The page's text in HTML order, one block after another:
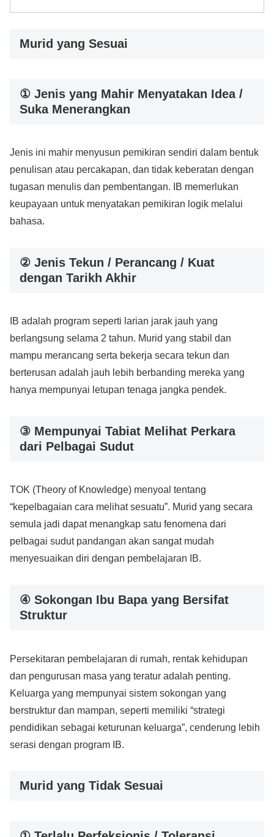
Murid yang Sesuai
① Jenis yang Mahir Menyatakan Idea /
Suka Menerangkan
Jenis ini mahir menyusun pemikiran sendiri dalam bentuk
penulisan atau percakapan, dan tidak keberatan dengan
tugasan menulis dan pembentangan. IB memerlukan
keupayaan untuk menyatakan pemikiran logik melalui
bahasa.
② Jenis Tekun / Perancang / Kuat
dengan Tarikh Akhir
IB adalah program seperti larian jarak jauh yang
berlangsung selama 2 tahun. Murid yang stabil dan
mampu merancang serta bekerja secara tekun dan
berterusan adalah jauh lebih berbanding mereka yang
hanya mempunyai letupan tenaga jangka pendek.
③ Mempunyai Tabiat Melihat Perkara
dari Pelbagai Sudut
TOK (Theory of Knowledge) menyoal tentang
“kepelbagaian cara melihat sesuatu”. Murid yang secara
semula jadi dapat menangkap satu fenomena dari
pelbagai sudut pandangan akan sangat mudah
menyesuaikan diri dengan pembelajaran IB.
④ Sokongan Ibu Bapa yang Bersifat
Struktur
Persekitaran pembelajaran di rumah, rentak kehidupan
dan pengurusan masa yang teratur adalah penting.
Keluarga yang mempunyai sistem sokongan yang
berstruktur dan mampan, seperti memiliki “strategi
pendidikan sebagai keturunan keluarga”, cenderung lebih
serasi dengan program IB.
Murid yang Tidak Sesuai